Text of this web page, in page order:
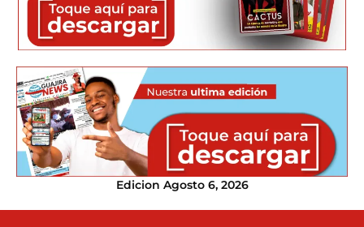
Edicion Agosto 6, 2026